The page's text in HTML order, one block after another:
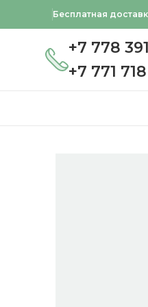
Бесплатная
+7 778
+7 771